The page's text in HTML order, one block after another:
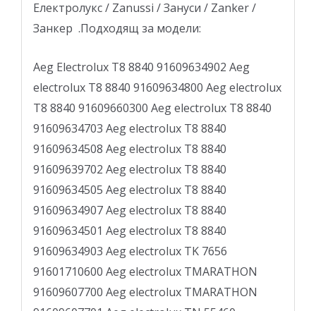
Електролукс / Zanussi / Зануси / Zanker /
Занкер .Подходящ за модели:
Aeg Electrolux T8 8840 91609634902 Aeg
electrolux T8 8840 91609634800 Aeg electrolux
T8 8840 91609660300 Aeg electrolux T8 8840
91609634703 Aeg electrolux T8 8840
91609634508 Aeg electrolux T8 8840
91609639702 Aeg electrolux T8 8840
91609634505 Aeg electrolux T8 8840
91609634907 Aeg electrolux T8 8840
91609634501 Aeg electrolux T8 8840
91609634903 Aeg electrolux TK 7656
91601710600 Aeg electrolux TMARATHON
91609607700 Aeg electrolux TMARATHON